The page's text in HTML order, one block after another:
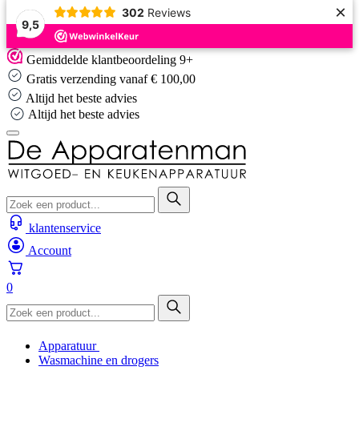
9,5
302 Reviews ×
Skip
to
content
Gemiddelde klantbeoordeling 9+
Gratis verzending vanaf € 100,00
Altijd het beste advies
Altijd het beste advies
klantenservice
Account
0
Apparatuur
Wasmachine en drogers